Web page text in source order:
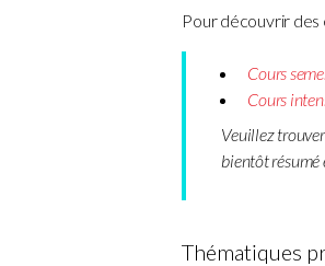
Pour découvrir des
Cours
Cours
Veuillez
bientôt résumé
Thématiques